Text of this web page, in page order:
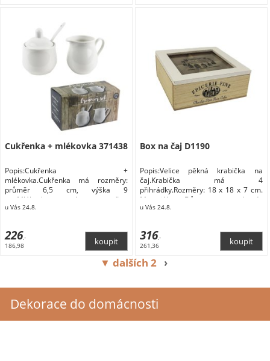
Cukřenka + mlékovka 371438
Popis:Cukřenka +
mlékovka.Cukřenka má rozměry:
průměr 6,5 cm, výška 9
cm.Mlékovka má rozměry:
Domácnost
u Vás 24.8.
226,-
186,98
Box na čaj D1190
Popis:Velice pěkná krabička na
čaj.Krabička má 4
přihrádky.Rozměry: 18 x 18 x 7 cm.
Materiál: Dům a zahrada
Domácnost Doplňky do kuchyně
u Vás 24.8.
316,-
261,36
▼ dalších 2 ›
Dekorace do domácnosti